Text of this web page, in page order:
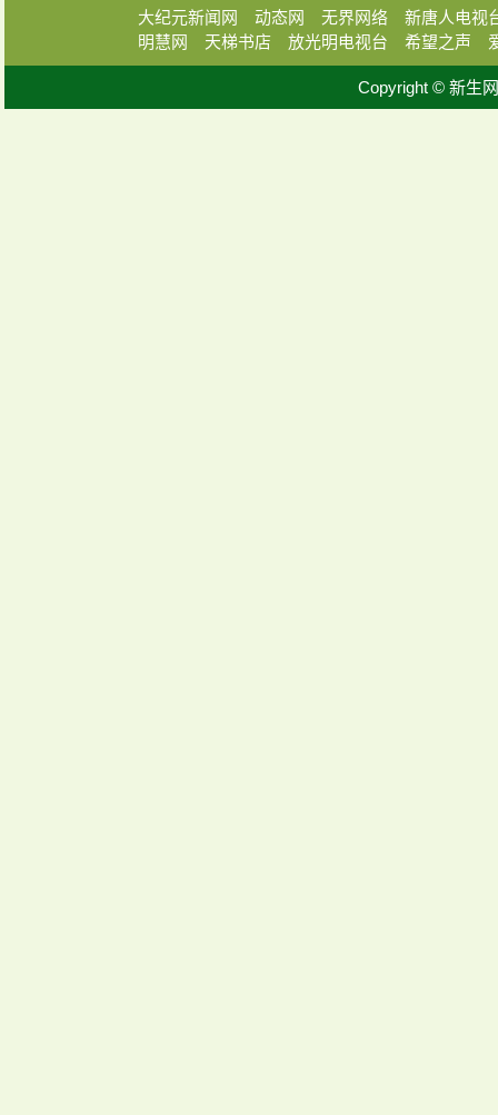
大纪元新闻网 动态网 无界网络
新唐人电视
明慧网
天梯书店 放光明电视台 希望之声
Copyright © 新生